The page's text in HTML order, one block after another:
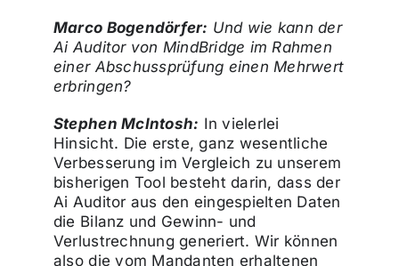
Marco Bogendörfer: Und wie kann der
Ai Auditor von MindBridge im Rahmen
einer Abschussprüfung einen Mehrwert
erbringen?
Stephen McIntosh: In vielerlei
Hinsicht. Die erste, ganz wesentliche
Verbesserung im Vergleich zu unserem
bisherigen Tool besteht darin, dass der
Ai Auditor aus den eingespielten Daten
die Bilanz und Gewinn- und
Verlustrechnung generiert. Wir können
also die vom Mandanten erhaltenen